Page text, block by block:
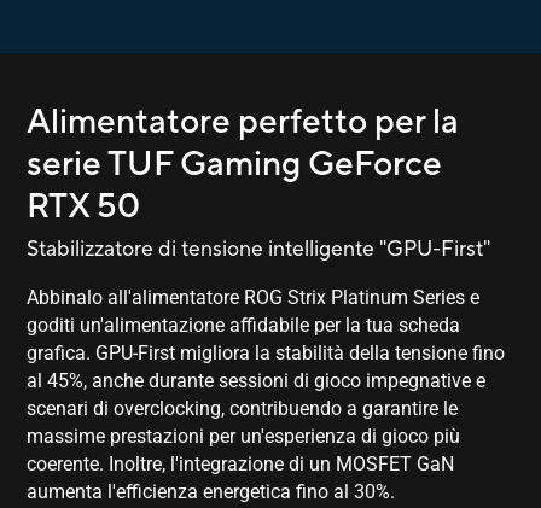
Alimentatore perfetto per la
serie TUF Gaming GeForce
RTX 50
Stabilizzatore di tensione intelligente "GPU-First"
Abbinalo all'alimentatore ROG Strix Platinum Series e
goditi un'alimentazione affidabile per la tua scheda
grafica. GPU-First migliora la stabilità della tensione fino
al 45%, anche durante sessioni di gioco impegnative e
scenari di overclocking, contribuendo a garantire le
massime prestazioni per un'esperienza di gioco più
coerente. Inoltre, l'integrazione di un MOSFET GaN
aumenta l'efficienza energetica fino al 30%.